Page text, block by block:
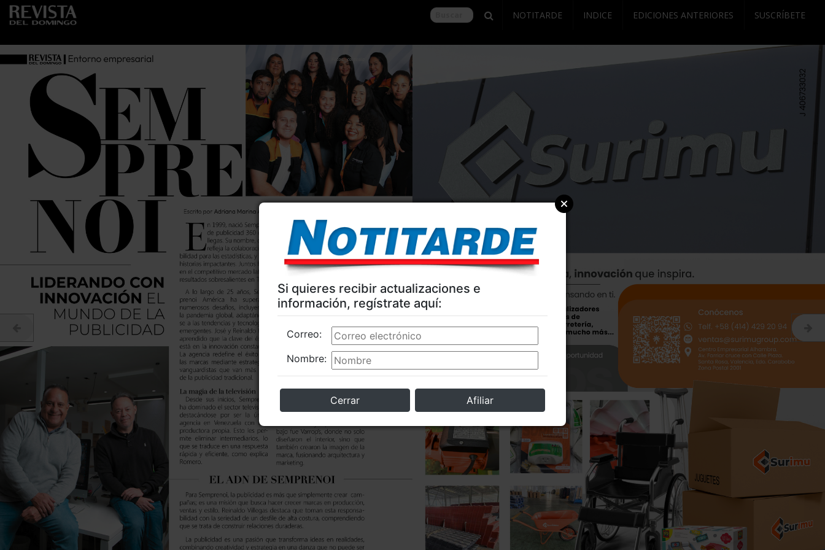
NOTITARDE INDICE EDICIONES ANTERIORES SUSCRÍBETE
Si quieres recibir actualizaciones e
información, regístrate aquí:
Nombre:
Correo:
Cerrar Afiliar